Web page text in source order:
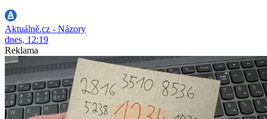
Aktuálně.cz - Názory
dnes, 12:19
Reklama